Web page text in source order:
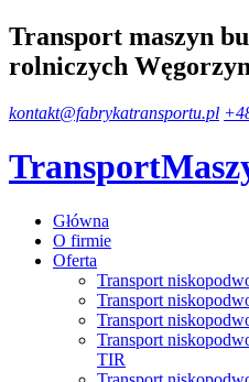
Transport maszyn
rolniczych
kontakt@fabrykatransportu.pl
Główna
O firmie
Oferta
Transport
Transport
Transport
Transport
TIR